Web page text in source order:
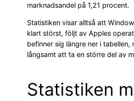
marknadsandel på 1,21 procent.
Statistiken visar alltså att
klart störst, följt av Apples
befinner sig längre ner i tabellen,
långsamt att ta en större del av
Statistiken